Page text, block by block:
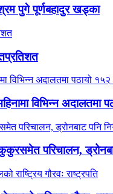
पुगे पूर्णबहादुर खड्का
विभिन्न अदालतमा
परिचालन,